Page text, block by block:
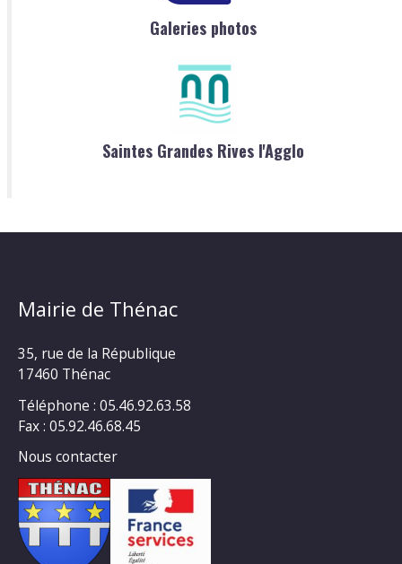
Galeries photos
Saintes Grandes Rives l'Agglo
Mairie de Thénac
35, rue de la République
17460 Thénac
Téléphone : 05.46.92.63.58
Fax : 05.92.46.68.45
Nous contacter